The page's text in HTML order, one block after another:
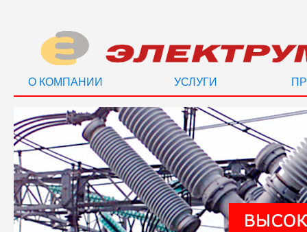
О КОМПАНИИ УСЛУГИ